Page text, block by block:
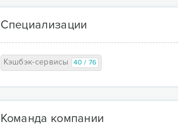
Специализации
Кэшбэк-сервисы 40 / 76
Команда компании